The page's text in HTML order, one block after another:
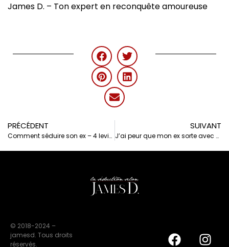
James D. – Ton expert en reconquête amoureuse
PRÉCÉDENT
Comment séduire son ex – 4 leviers pour réussir
SUIVANT
J’ai peur que mon ex sorte avec quelqu’un d’autre : Que faire ?
© 2018-2024 –
jamesd. Tous droits
réservés.